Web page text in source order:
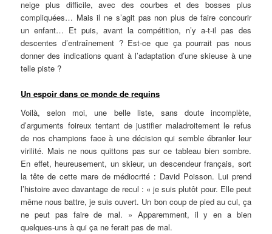
neige plus difficile, avec des courbes et des bosses plus
compliquées… Mais il ne s’agit pas non plus de faire concourir
un enfant… Et puis, avant la compétition, n’y a-t-il pas des
descentes d’entraînement ? Est-ce que ça pourrait pas nous
donner des indications quant à l’adaptation d’une skieuse à une
telle piste ?
Un espoir dans ce monde de requins
Voilà, selon moi, une belle liste, sans doute incomplète,
d’arguments foireux tentant de justifier maladroitement le refus
de nos champions face à une décision qui semble ébranler leur
virilité. Mais ne nous quittons pas sur ce tableau bien sombre.
En effet, heureusement, un skieur, un descendeur français, sort
la tête de cette mare de médiocrité : David Poisson. Lui prend
l’histoire avec davantage de recul : « je suis plutôt pour. Elle peut
même nous battre, je suis ouvert. Un bon coup de pied au cul, ça
ne peut pas faire de mal. » Apparemment, il y en a bien
quelques-uns à qui ça ne ferait pas de mal.